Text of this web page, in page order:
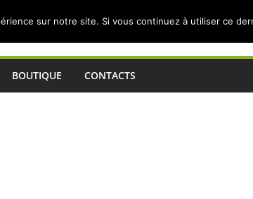
BOUTIQUE CONTACTS
sur notre site. Si vous continuez à utiliser ce